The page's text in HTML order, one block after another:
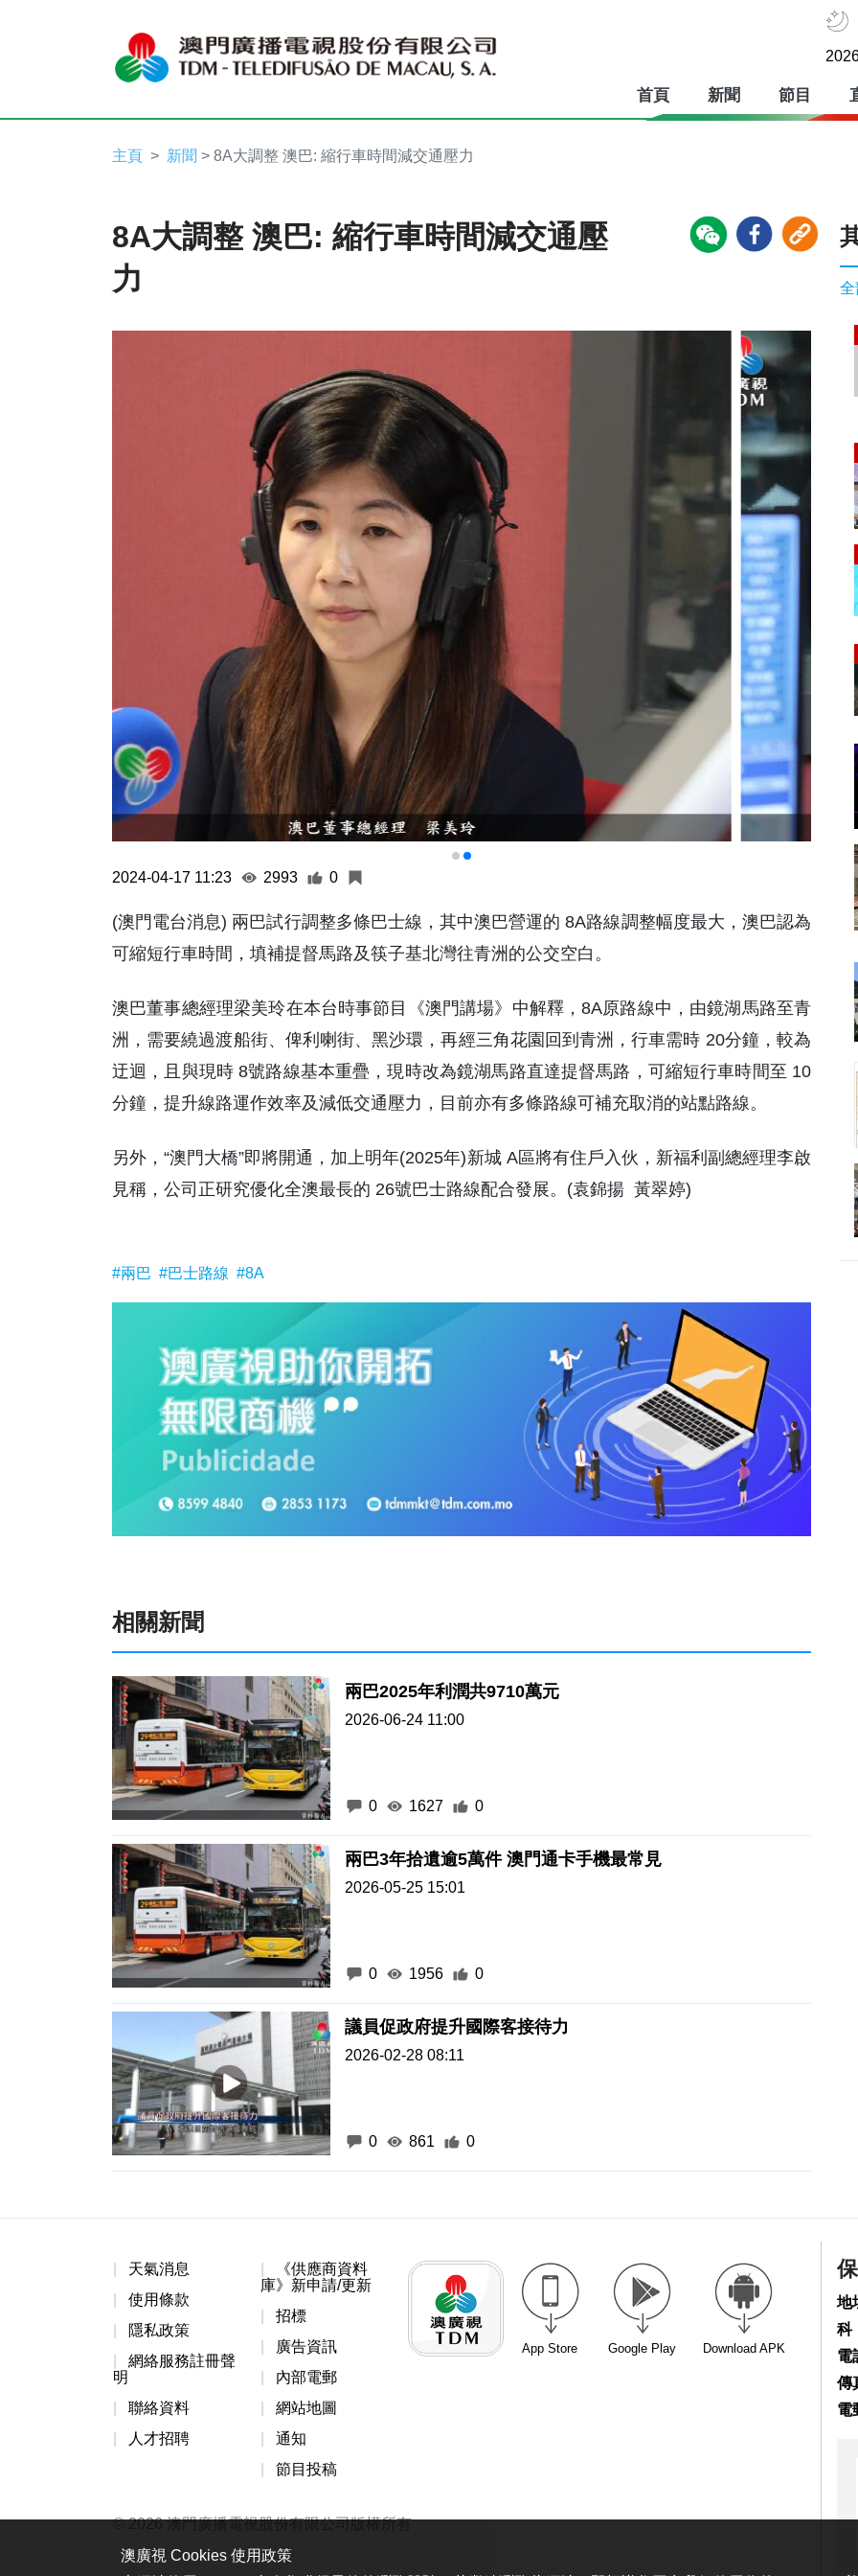
首頁 新聞 節目
主頁 新聞 > 8A大調整 澳巴: 縮行車時間減交通壓力
8A大調整 澳巴: 縮行車時間減交通壓
力
2024-04-17 11:23 2993 0
(澳門電台消息) 兩巴試行調整多條巴士線，其中澳巴營運的 8A路線調整幅度最大，澳巴認為
可縮短行車時間，填補提督馬路及筷子基北灣往青洲的公交空白。
澳巴董事總經理梁美玲在本台時事節目《澳門講場》中解釋，8A原路線中，由鏡湖馬路至青
洲，需要繞過渡船街、俾利喇街、黑沙環，再經三角花園回到青洲，行車需時 20分鐘，較為
迂迴，且與現時 8號路線基本重疊，現時改為鏡湖馬路直達提督馬路，可縮短行車時間至 10
分鐘，提升線路運作效率及減低交通壓力，目前亦有多條路線可補充取消的站點路線。
另外，“澳門大橋”即將開通，加上明年(2025年)新城 A區將有住戶入伙，新福利副總經理李啟
見稱，公司正研究優化全澳最長的 26號巴士路線配合發展。(袁錦揚 黃翠婷)
#兩巴 #巴士路線 #8A
相關新聞
兩巴2025年利潤共9710萬元
2026-06-24 11:00
0 1627 0
兩巴3年拾遺逾5萬件 澳門通卡手機最常見
2026-05-25 15:01
0 1956 0
議員促政府提升國際客接待力
2026-02-28 08:11
0 861 0
全
天氣消息
使用條款
隱私政策
網絡服務註冊聲
明
聯絡資料
人才招聘
《供應商資料
庫》新申請/更新
招標
廣告資訊
內部電郵
網站地圖
通知
節目投稿
App Store Google Play Download APK
© 2026 澳門廣播電視股份有限公司版權所有
地
科
電
傳
電
澳廣視 Cookies 使用政策